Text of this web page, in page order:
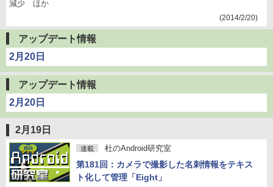
減少 ほか
(2014/2/20)
アップデート情報
2月20日
アップデート情報
2月20日
2月19日
連載 杜のAndroid研究室
第181回：カメラで撮影した名刺情報をテキス
ト化して管理「Eight」